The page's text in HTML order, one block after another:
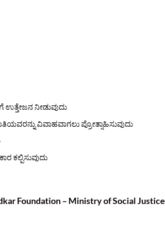
ನೀಡುವುದು
ವಿವಾಹವಾಗಲು ಪ್ರೋತ್ಸಾಹಿಸುವುದು
ಕಲ್ಪಿಸುವುದು
Foundation – Ministry of Social Justice